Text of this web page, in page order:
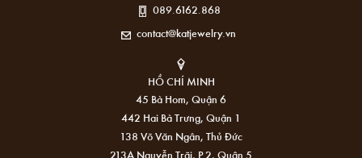
089.6162.868
contact@katjewelry.vn
HỒ CHÍ MINH
45 Bà Hom, Quận 6
442 Hai Bà Trưng, Quận 1
138 Võ Văn Ngân, Thủ Đức
213A Nguyễn Trãi, P.2, Quận 5